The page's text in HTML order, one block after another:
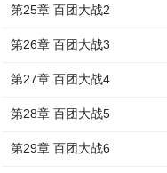
第25章 百团大战2
第26章 百团大战3
第27章 百团大战4
第28章 百团大战5
第29章 百团大战6